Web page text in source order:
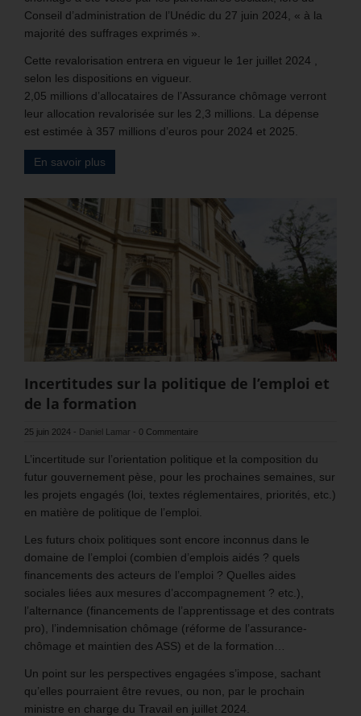
Conseil d’administration de l’Unédic du 27 juin 2024, « à la
majorité des suffrages exprimés ».
Cette revalorisation entrera en vigueur le 1er juillet 2024 ,
selon les dispositions en vigueur.
2,05 millions d’allocataires de l’Assurance chômage verront
leur allocation revalorisée sur les 2,3 millions. La dépense
est estimée à 357 millions d’euros pour 2024 et 2025.
En savoir plus
Incertitudes sur la politique de l’emploi et
de la formation
25 juin 2024 - Daniel Lamar - 0 Commentaire
L’incertitude sur l’orientation politique et la composition du
futur gouvernement pèse, pour les prochaines semaines, sur
les projets engagés (loi, textes réglementaires, priorités, etc.)
en matière de politique de l’emploi.
Les futurs choix politiques sont encore inconnus dans le
domaine de l’emploi (combien d’emplois aidés ? quels
financements des acteurs de l’emploi ? Quelles aides
sociales liées aux mesures d’accompagnement ? etc.),
l’alternance (financements de l’apprentissage et des contrats
pro), l’indemnisation chômage (réforme de l’assurance-
chômage et maintien des ASS) et de la formation…
Un point sur les perspectives engagées s’impose, sachant
qu’elles pourraient être revues, ou non, par le prochain
ministre en charge du Travail en juillet 2024.